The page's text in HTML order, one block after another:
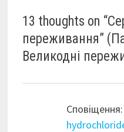
13 thoughts on “
переживання”
Великодні